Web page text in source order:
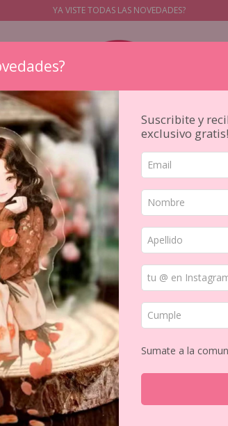
YA VISTE TODAS LAS NOVEDADES?
PAPELES SELLOS PAPELERIA JAPONESA
Suscribite y
exclusivo gratis!
Sumate a la